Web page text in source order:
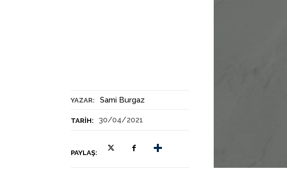
YAZAR: Sami Burgaz
TARIH: 30/04/2021
PAYLAŞ: